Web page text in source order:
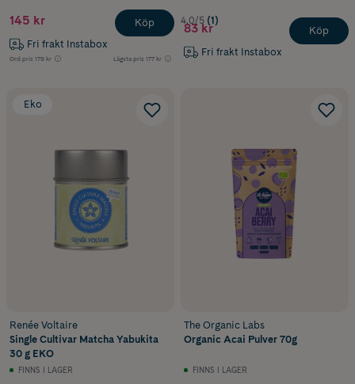
145 kr
Fri frakt Instabox
Ord.pris 179 kr Lägsta pris 177 kr
Köp 4.0/5 (1)
83 kr
Fri frakt Instabox
Köp
Eko
Renée Voltaire
Single Cultivar Matcha Yabukita
30 g EKO
FINNS I LAGER
The Organic Labs
Organic Acai Pulver 70g
FINNS I LAGER